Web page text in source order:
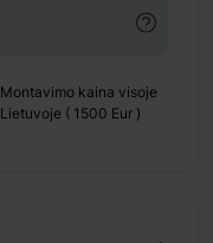
Montavimo kaina visoje
Lietuvoje ( 1500 Eur )